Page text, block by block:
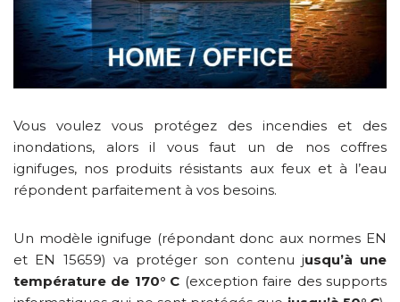
Vous voulez vous protégez des incendies et des
inondations, alors il vous faut un de nos coffres
ignifuges, nos produits résistants aux feux et à l’eau
répondent parfaitement à vos besoins.
Un modèle ignifuge (répondant donc aux normes EN
et EN 15659) va protéger son contenu jusqu’à une
température de 170° C (exception faire des supports